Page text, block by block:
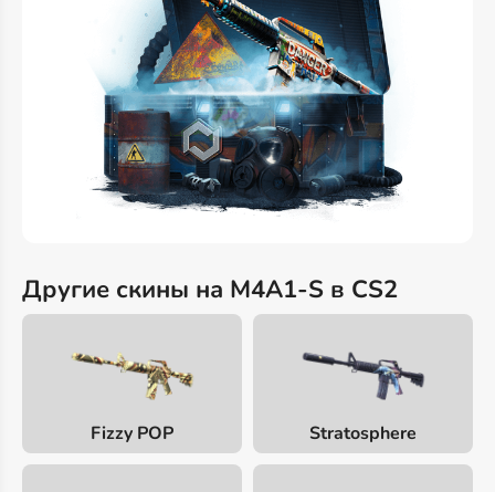
Другие скины на M4A1-S в CS2
Fizzy POP Stratosphere